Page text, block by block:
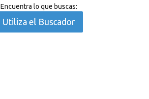
Encuentra lo que buscas:
Utiliza el Buscador